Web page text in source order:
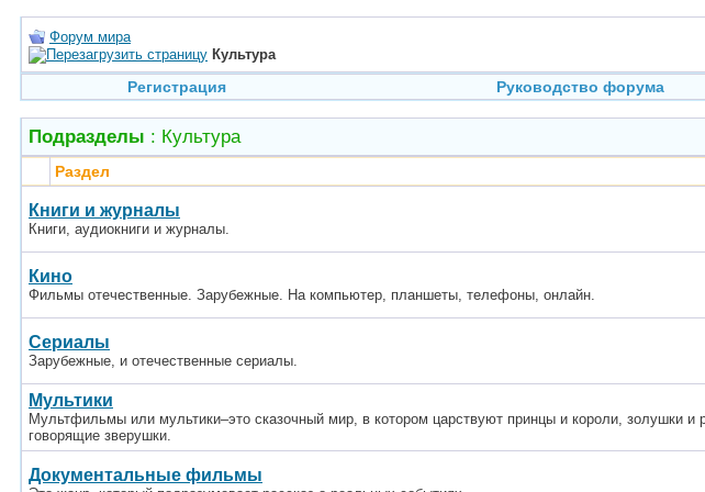
Форум мира
Культура
Регистрация Руководство форума
Подразделы : Культура
Раздел
Книги и журналы
Книги, аудиокниги и журналы.
Кино
Фильмы отечественные. Зарубежные. На компьютер, планшеты, телефоны, онлайн.
Сериалы
Зарубежные, и отечественные сериалы.
Мультики
Мультфильмы или мультики–это сказочный мир, в котором царствуют принцы и короли, золушки
говорящие зверушки.
Документальные фильмы